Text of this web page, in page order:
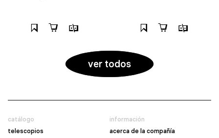
ver todos
catálogo
telescopios
información
acerca de la compañía